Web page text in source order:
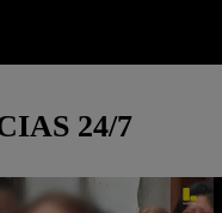
24/7